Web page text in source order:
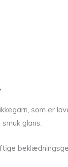
som er
glans.